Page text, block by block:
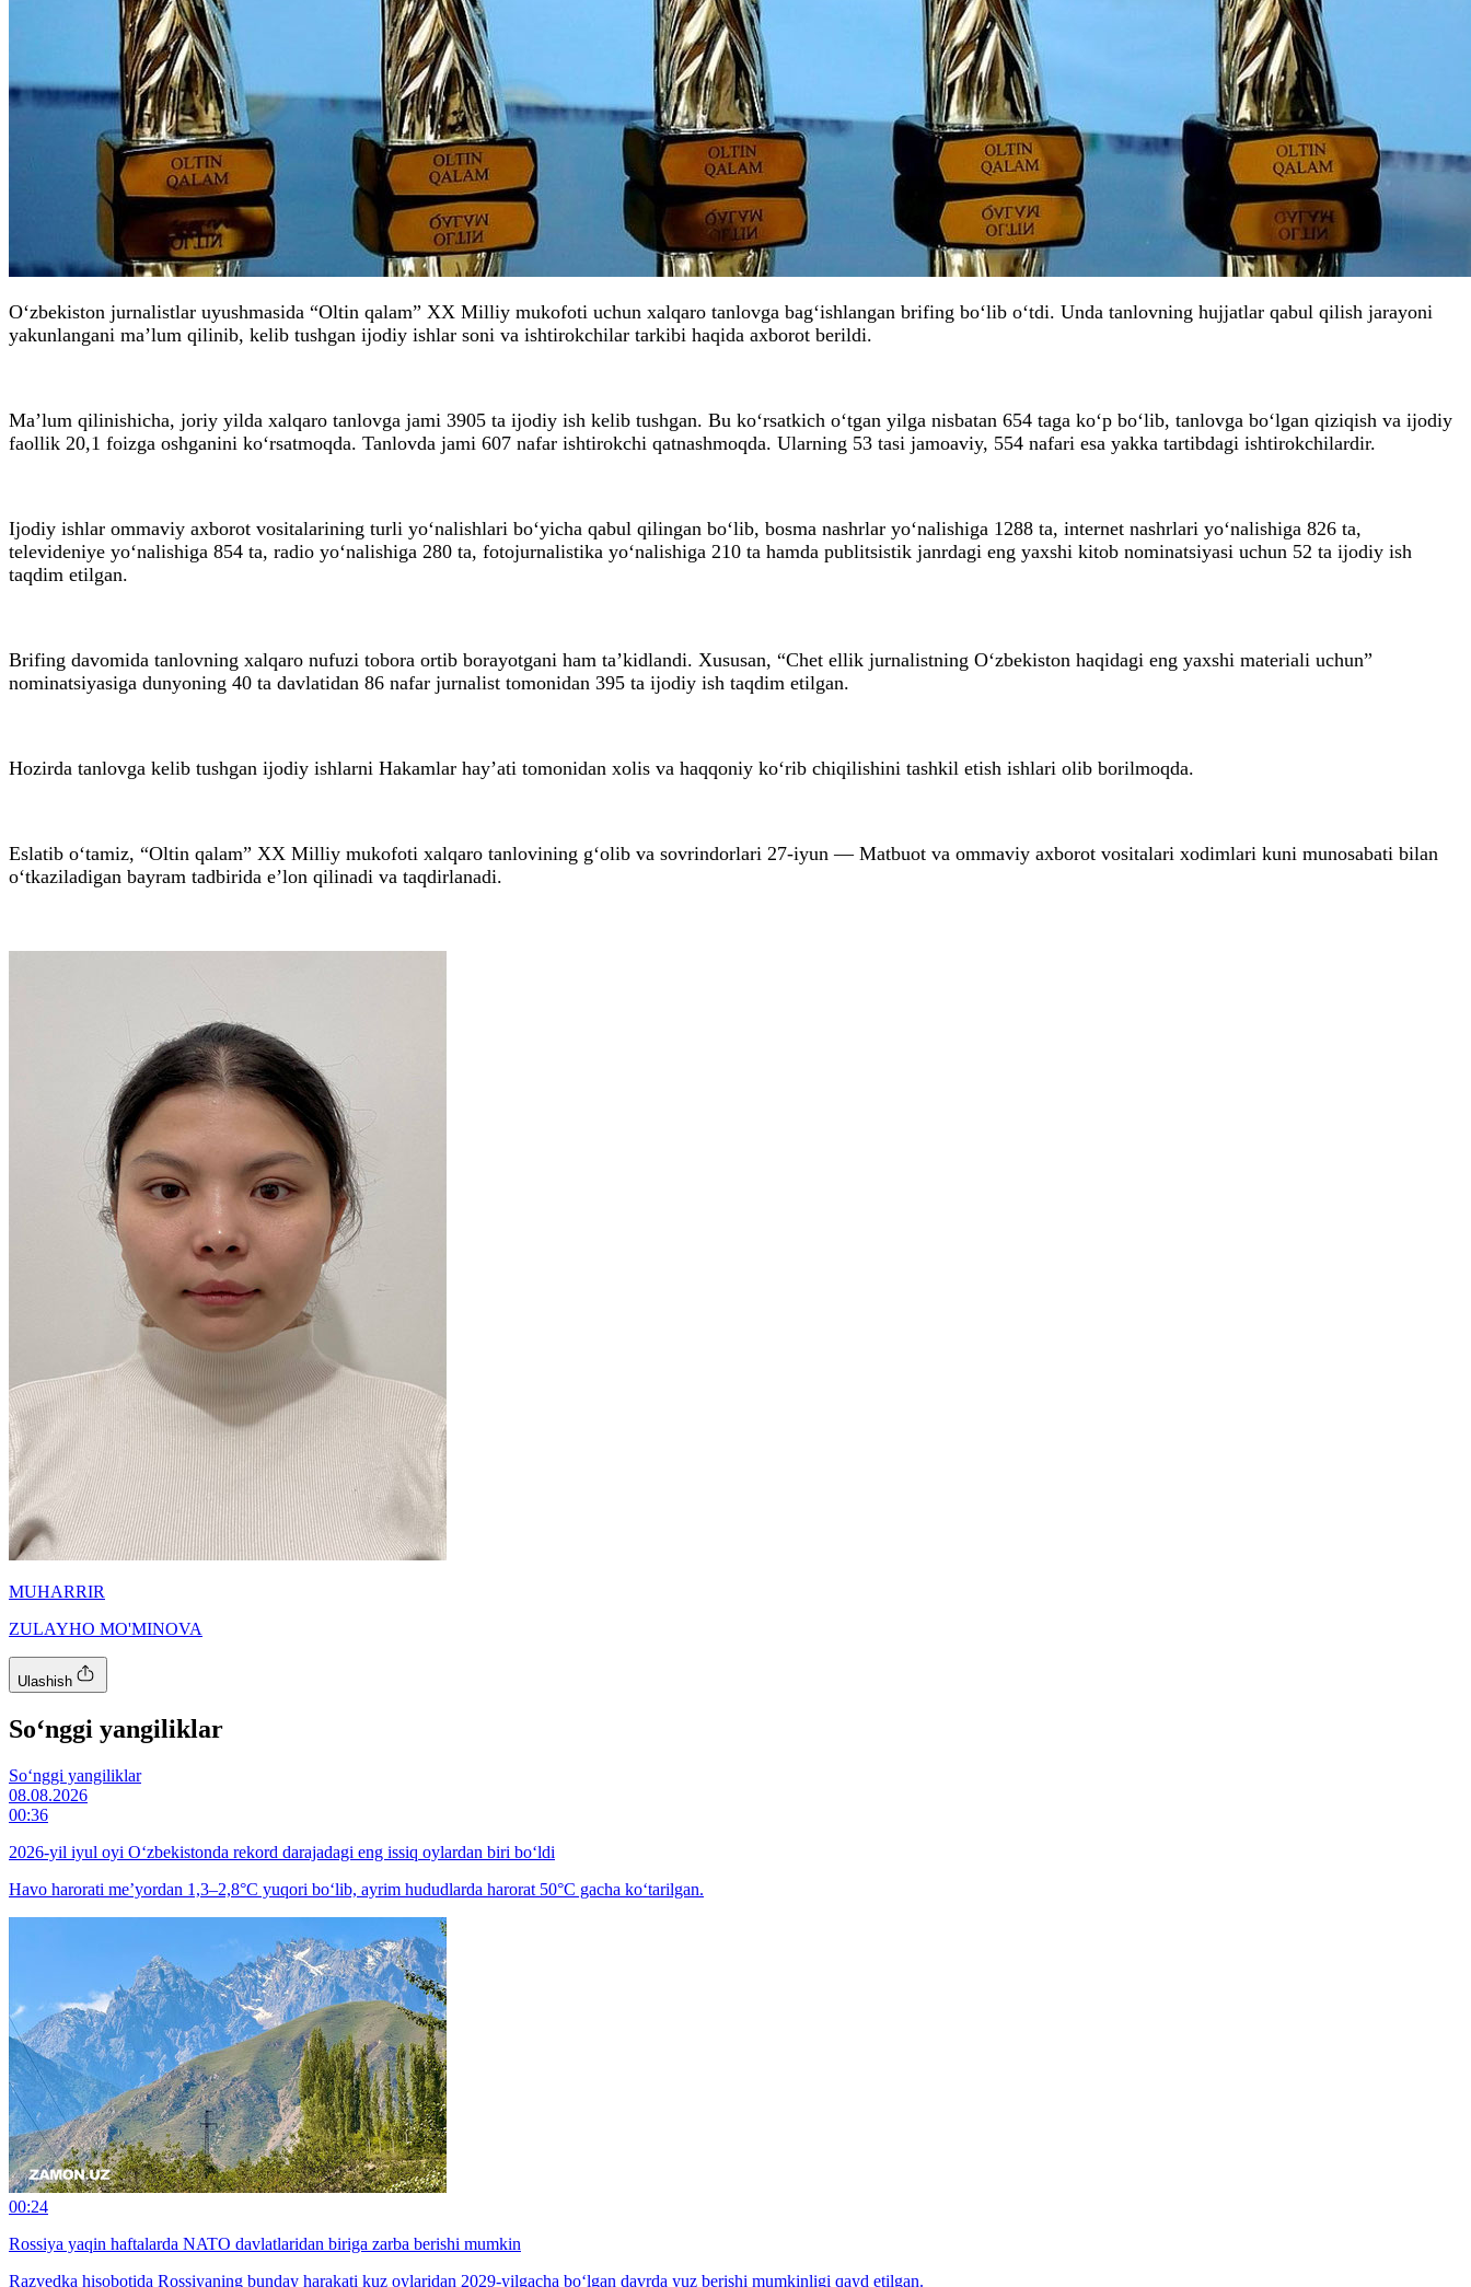
O‘zbekiston jurnalistlar uyushmasida “Oltin qalam” XX Milliy mukofoti uchun xalqaro tanlovga bag‘ishlangan brifing bo‘lib o‘tdi. Unda tanlovning hujjatlar qabul qilish jarayoni
yakunlangani ma’lum qilinib, kelib tushgan ijodiy ishlar soni va ishtirokchilar tarkibi haqida axborot berildi.
Ma’lum qilinishicha, joriy yilda xalqaro tanlovga jami 3905 ta ijodiy ish kelib tushgan. Bu ko‘rsatkich o‘tgan yilga nisbatan 654 taga ko‘p bo‘lib, tanlovga bo‘lgan qiziqish va ijodiy
faollik 20,1 foizga oshganini ko‘rsatmoqda. Tanlovda jami 607 nafar ishtirokchi qatnashmoqda. Ularning 53 tasi jamoaviy, 554 nafari esa yakka tartibdagi ishtirokchilardir.
Ijodiy ishlar ommaviy axborot vositalarining turli yo‘nalishlari bo‘yicha qabul qilingan bo‘lib, bosma nashrlar yo‘nalishiga 1288 ta, internet nashrlari yo‘nalishiga 826 ta,
televideniye yo‘nalishiga 854 ta, radio yo‘nalishiga 280 ta, fotojurnalistika yo‘nalishiga 210 ta hamda publitsistik janrdagi eng yaxshi kitob nominatsiyasi uchun 52 ta ijodiy ish
taqdim etilgan.
Brifing davomida tanlovning xalqaro nufuzi tobora ortib borayotgani ham ta’kidlandi. Xususan, “Chet ellik jurnalistning O‘zbekiston haqidagi eng yaxshi materiali uchun”
nominatsiyasiga dunyoning 40 ta davlatidan 86 nafar jurnalist tomonidan 395 ta ijodiy ish taqdim etilgan.
Hozirda tanlovga kelib tushgan ijodiy ishlarni Hakamlar hay’ati tomonidan xolis va haqqoniy ko‘rib chiqilishini tashkil etish ishlari olib borilmoqda.
Eslatib o‘tamiz, “Oltin qalam” XX Milliy mukofoti xalqaro tanlovining g‘olib va sovrindorlari 27-iyun — Matbuot va ommaviy axborot vositalari xodimlari kuni munosabati bilan
o‘tkaziladigan bayram tadbirida e’lon qilinadi va taqdirlanadi.
MUHARRIR
ZULAYHO MO'MINOVA
Ulashish
So‘nggi yangiliklar
So‘nggi yangiliklar
08.08.2026
00:36
2026-yil iyul oyi O‘zbekistonda rekord darajadagi eng issiq oylardan biri bo‘ldi
Havo harorati me’yordan 1,3–2,8°C yuqori bo‘lib, ayrim hududlarda harorat 50°C gacha ko‘tarilgan.
00:24
Rossiya yaqin haftalarda NATO davlatlaridan biriga zarba berishi mumkin
Razvedka hisobotida Rossiyaning bunday harakati kuz oylaridan 2029-yilgacha bo‘lgan davrda yuz berishi mumkinligi qayd etilgan.